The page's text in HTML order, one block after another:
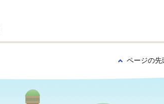
ページの先